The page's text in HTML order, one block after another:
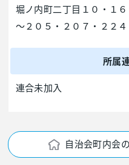
堀ノ内町二丁目１０・１
～２０５・２０７・２２
所属
連合未加入
自治会町内会